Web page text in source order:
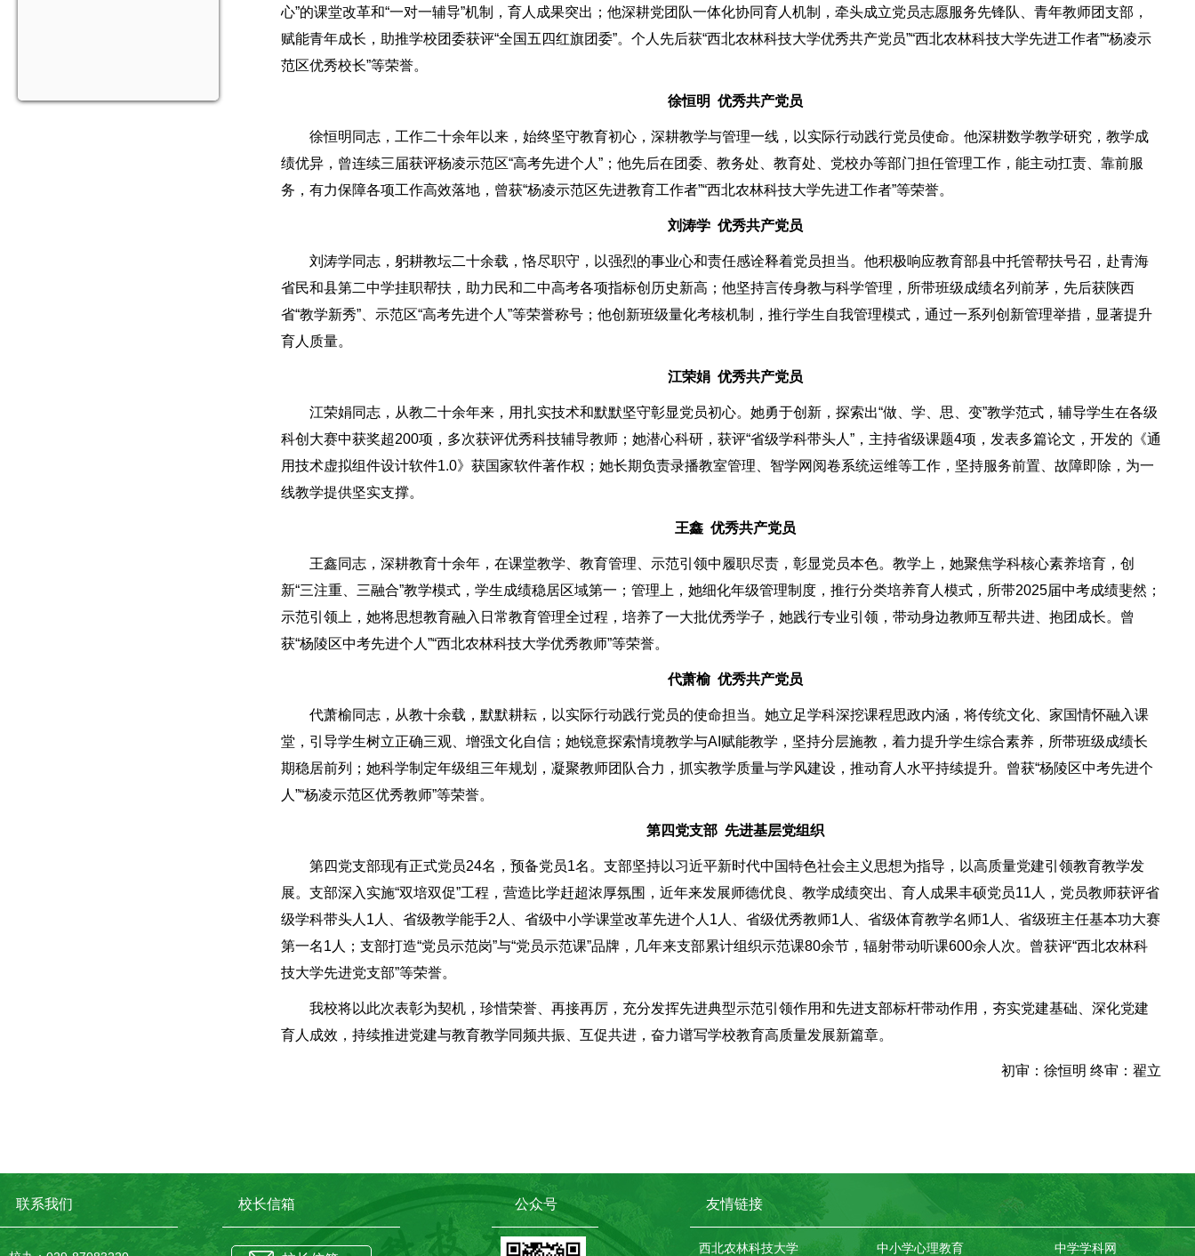
心”的课堂改革和“一对一辅导”机制，育人成果突出；他深耕党团队一体化协同育人机制，牵头成立党员志愿服务先锋队、青年教师团支部，
赋能青年成长，助推学校团委获评“全国五四红旗团委”。个人先后获“西北农林科技大学优秀共产党员”“西北农林科技大学先进工作者”“杨凌示
范区优秀校长”等荣誉。
徐恒明 优秀共产党员
徐恒明同志，工作二十余年以来，始终坚守教育初心，深耕教学与管理一线，以实际行动践行党员使命。他深耕数学教学研究，教学成
绩优异，曾连续三届获评杨凌示范区“高考先进个人”；他先后在团委、教务处、教育处、党校办等部门担任管理工作，能主动扛责、靠前服
务，有力保障各项工作高效落地，曾获“杨凌示范区先进教育工作者”“西北农林科技大学先进工作者”等荣誉。
刘涛学 优秀共产党员
刘涛学同志，躬耕教坛二十余载，恪尽职守，以强烈的事业心和责任感诠释着党员担当。他积极响应教育部县中托管帮扶号召，赴青海
省民和县第二中学挂职帮扶，助力民和二中高考各项指标创历史新高；他坚持言传身教与科学管理，所带班级成绩名列前茅，先后获陕西
省“教学新秀”、示范区“高考先进个人”等荣誉称号；他创新班级量化考核机制，推行学生自我管理模式，通过一系列创新管理举措，显著提升
育人质量。
江荣娟 优秀共产党员
江荣娟同志，从教二十余年来，用扎实技术和默默坚守彰显党员初心。她勇于创新，探索出“做、学、思、变”教学范式，辅导学生在各级
科创大赛中获奖超200项，多次获评优秀科技辅导教师；她潜心科研，获评“省级学科带头人”，主持省级课题4项，发表多篇论文，开发的《通
用技术虚拟组件设计软件1.0》获国家软件著作权；她长期负责录播教室管理、智学网阅卷系统运维等工作，坚持服务前置、故障即除，为一
线教学提供坚实支撑。
王鑫 优秀共产党员
王鑫同志，深耕教育十余年，在课堂教学、教育管理、示范引领中履职尽责，彰显党员本色。教学上，她聚焦学科核心素养培育，创
新“三注重、三融合”教学模式，学生成绩稳居区域第一；管理上，她细化年级管理制度，推行分类培养育人模式，所带2025届中考成绩斐然；
示范引领上，她将思想教育融入日常教育管理全过程，培养了一大批优秀学子，她践行专业引领，带动身边教师互帮共进、抱团成长。曾
获“杨陵区中考先进个人”“西北农林科技大学优秀教师”等荣誉。
代萧榆 优秀共产党员
代萧榆同志，从教十余载，默默耕耘，以实际行动践行党员的使命担当。她立足学科深挖课程思政内涵，将传统文化、家国情怀融入课
堂，引导学生树立正确三观、增强文化自信；她锐意探索情境教学与AI赋能教学，坚持分层施教，着力提升学生综合素养，所带班级成绩长
期稳居前列；她科学制定年级组三年规划，凝聚教师团队合力，抓实教学质量与学风建设，推动育人水平持续提升。曾获“杨陵区中考先进个
人”“杨凌示范区优秀教师”等荣誉。
第四党支部 先进基层党组织
第四党支部现有正式党员24名，预备党员1名。支部坚持以习近平新时代中国特色社会主义思想为指导，以高质量党建引领教育教学发
展。支部深入实施“双培双促”工程，营造比学赶超浓厚氛围，近年来发展师德优良、教学成绩突出、育人成果丰硕党员11人，党员教师获评省
级学科带头人1人、省级教学能手2人、省级中小学课堂改革先进个人1人、省级优秀教师1人、省级体育教学名师1人、省级班主任基本功大赛
第一名1人；支部打造“党员示范岗”与“党员示范课”品牌，几年来支部累计组织示范课80余节，辐射带动听课600余人次。曾获评“西北农林科
技大学先进党支部”等荣誉。
我校将以此次表彰为契机，珍惜荣誉、再接再厉，充分发挥先进典型示范引领作用和先进支部标杆带动作用，夯实党建基础、深化党建
育人成效，持续推进党建与教育教学同频共振、互促共进，奋力谱写学校教育高质量发展新篇章。
初审：徐恒明 终审：翟立
联系我们 校长信箱 公众号 友情链接
西北农林科技大学 中小学心理教育 中学学科网